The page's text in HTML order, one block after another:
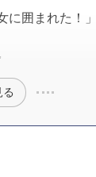
に囲まれた！
る